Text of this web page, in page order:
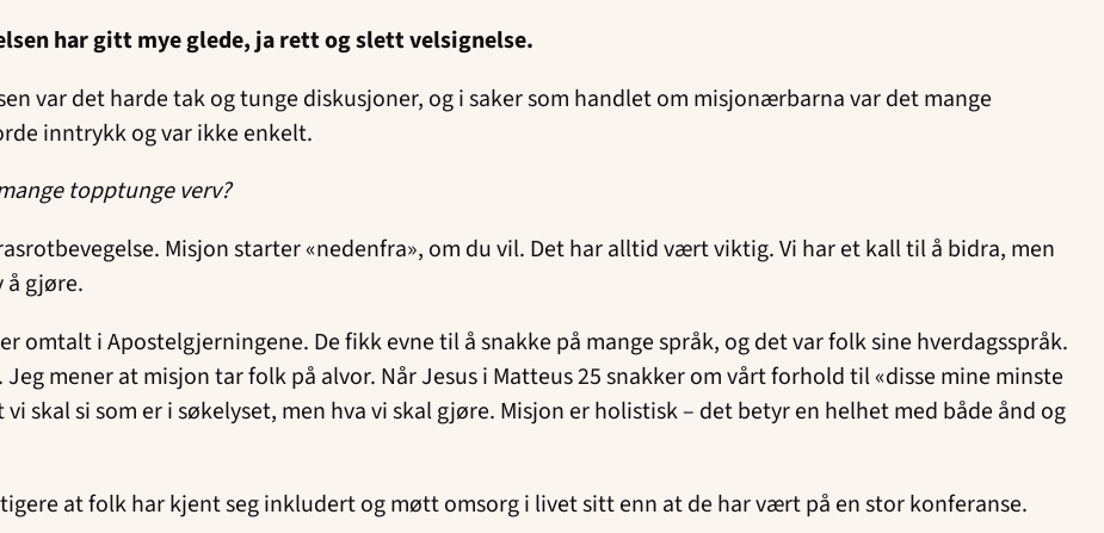
har gitt mye glede, ja rett og slett velsignelse.
var det harde tak og tunge diskusjoner, og i saker som handlet om misjonærbarna var det mange
inntrykk og var ikke enkelt.
topptunge verv?
Misjon starter «nedenfra», om du vil. Det har alltid vært viktig. Vi har et kall til å bidra, men
å gjøre.
omtalt i Apostelgjerningene. De fikk evne til å snakke på mange språk, og det var folk sine hverdagsspråk.
mener at misjon tar folk på alvor. Når Jesus i Matteus 25 snakker om vårt forhold til «disse mine minste
skal si som er i søkelyset, men hva vi skal gjøre. Misjon er holistisk – det betyr en helhet med både ånd og
at folk har kjent seg inkludert og møtt omsorg i livet sitt enn at de har vært på en stor konferanse.